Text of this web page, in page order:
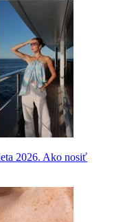
2026. Ako nosiť